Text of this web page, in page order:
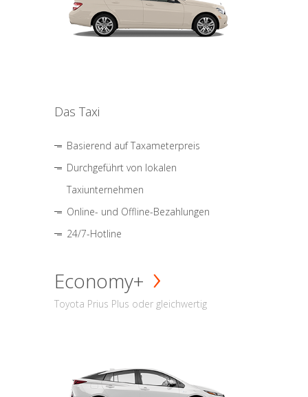
Das Taxi
Basierend auf Taxameterpreis
Durchgeführt von lokalen
Taxiunternehmen
Online- und Offline-Bezahlungen
24/7-Hotline
Economy+
Toyota Prius Plus oder gleichwertig